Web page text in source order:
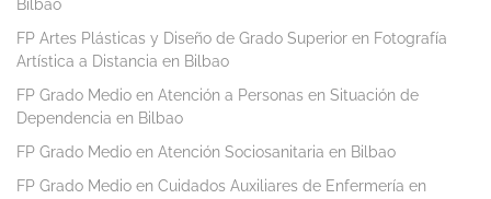
Bilbao
FP Artes Plásticas y Diseño de Grado Superior en Fotografía
Artística a Distancia en Bilbao
FP Grado Medio en Atención a Personas en Situación de
Dependencia en Bilbao
FP Grado Medio en Atención Sociosanitaria en Bilbao
FP Grado Medio en Cuidados Auxiliares de Enfermería en